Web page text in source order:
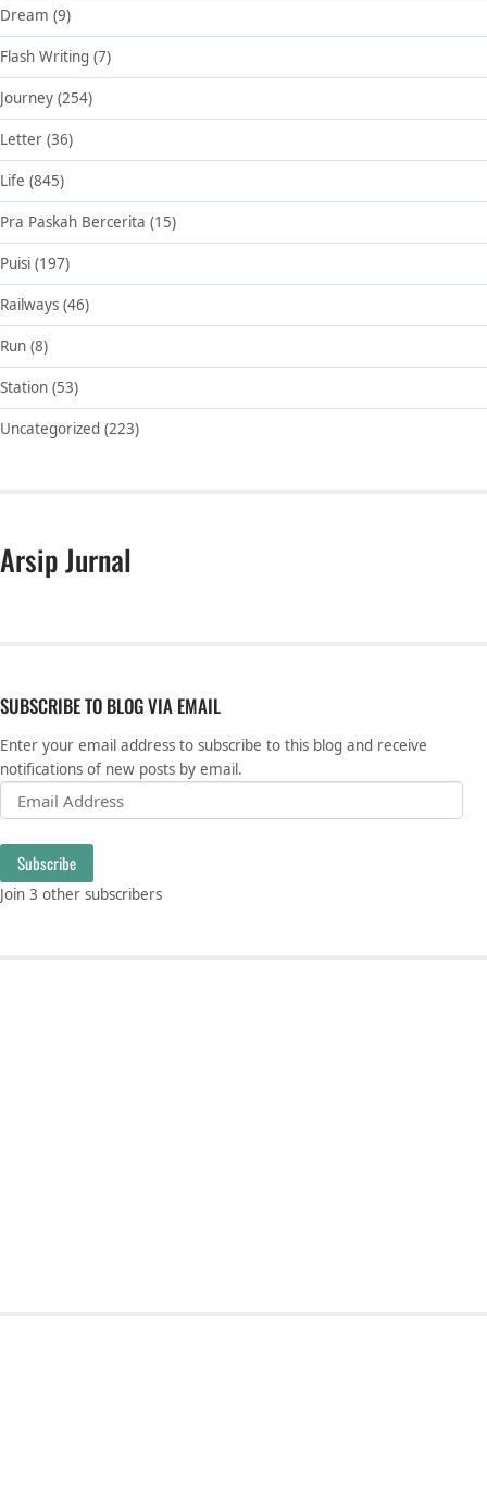
Dream (9)
Flash Writing (7)
Journey (254)
Letter (36)
Life (845)
Pra Paskah Bercerita (15)
Puisi (197)
Railways (46)
Run (8)
Station (53)
Uncategorized (223)
Arsip Jurnal
SUBSCRIBE TO BLOG VIA EMAIL
Enter your email address to subscribe to this blog and receive
notifications of new posts by email.
Email Address
Subscribe
Join 3 other subscribers